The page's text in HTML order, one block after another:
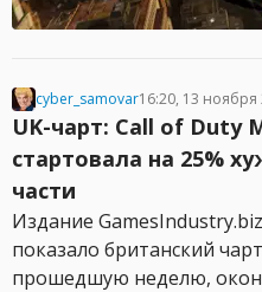
cyber_samovar16:20, 13 ноября
UK-чарт: Call of Duty
стартовала на 25%
части
Издание
показало британский
прошедшую неделю,